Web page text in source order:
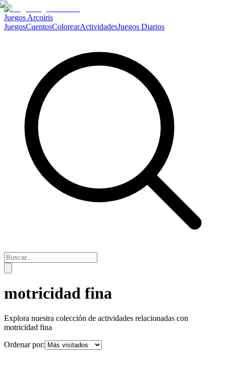
Juegos Arcoiris
JuegosCuentosColorearActividadesJuegos Diarios
motricidad fina
Explora nuestra colección de actividades relacionadas con
motricidad fina
Ordenar por: